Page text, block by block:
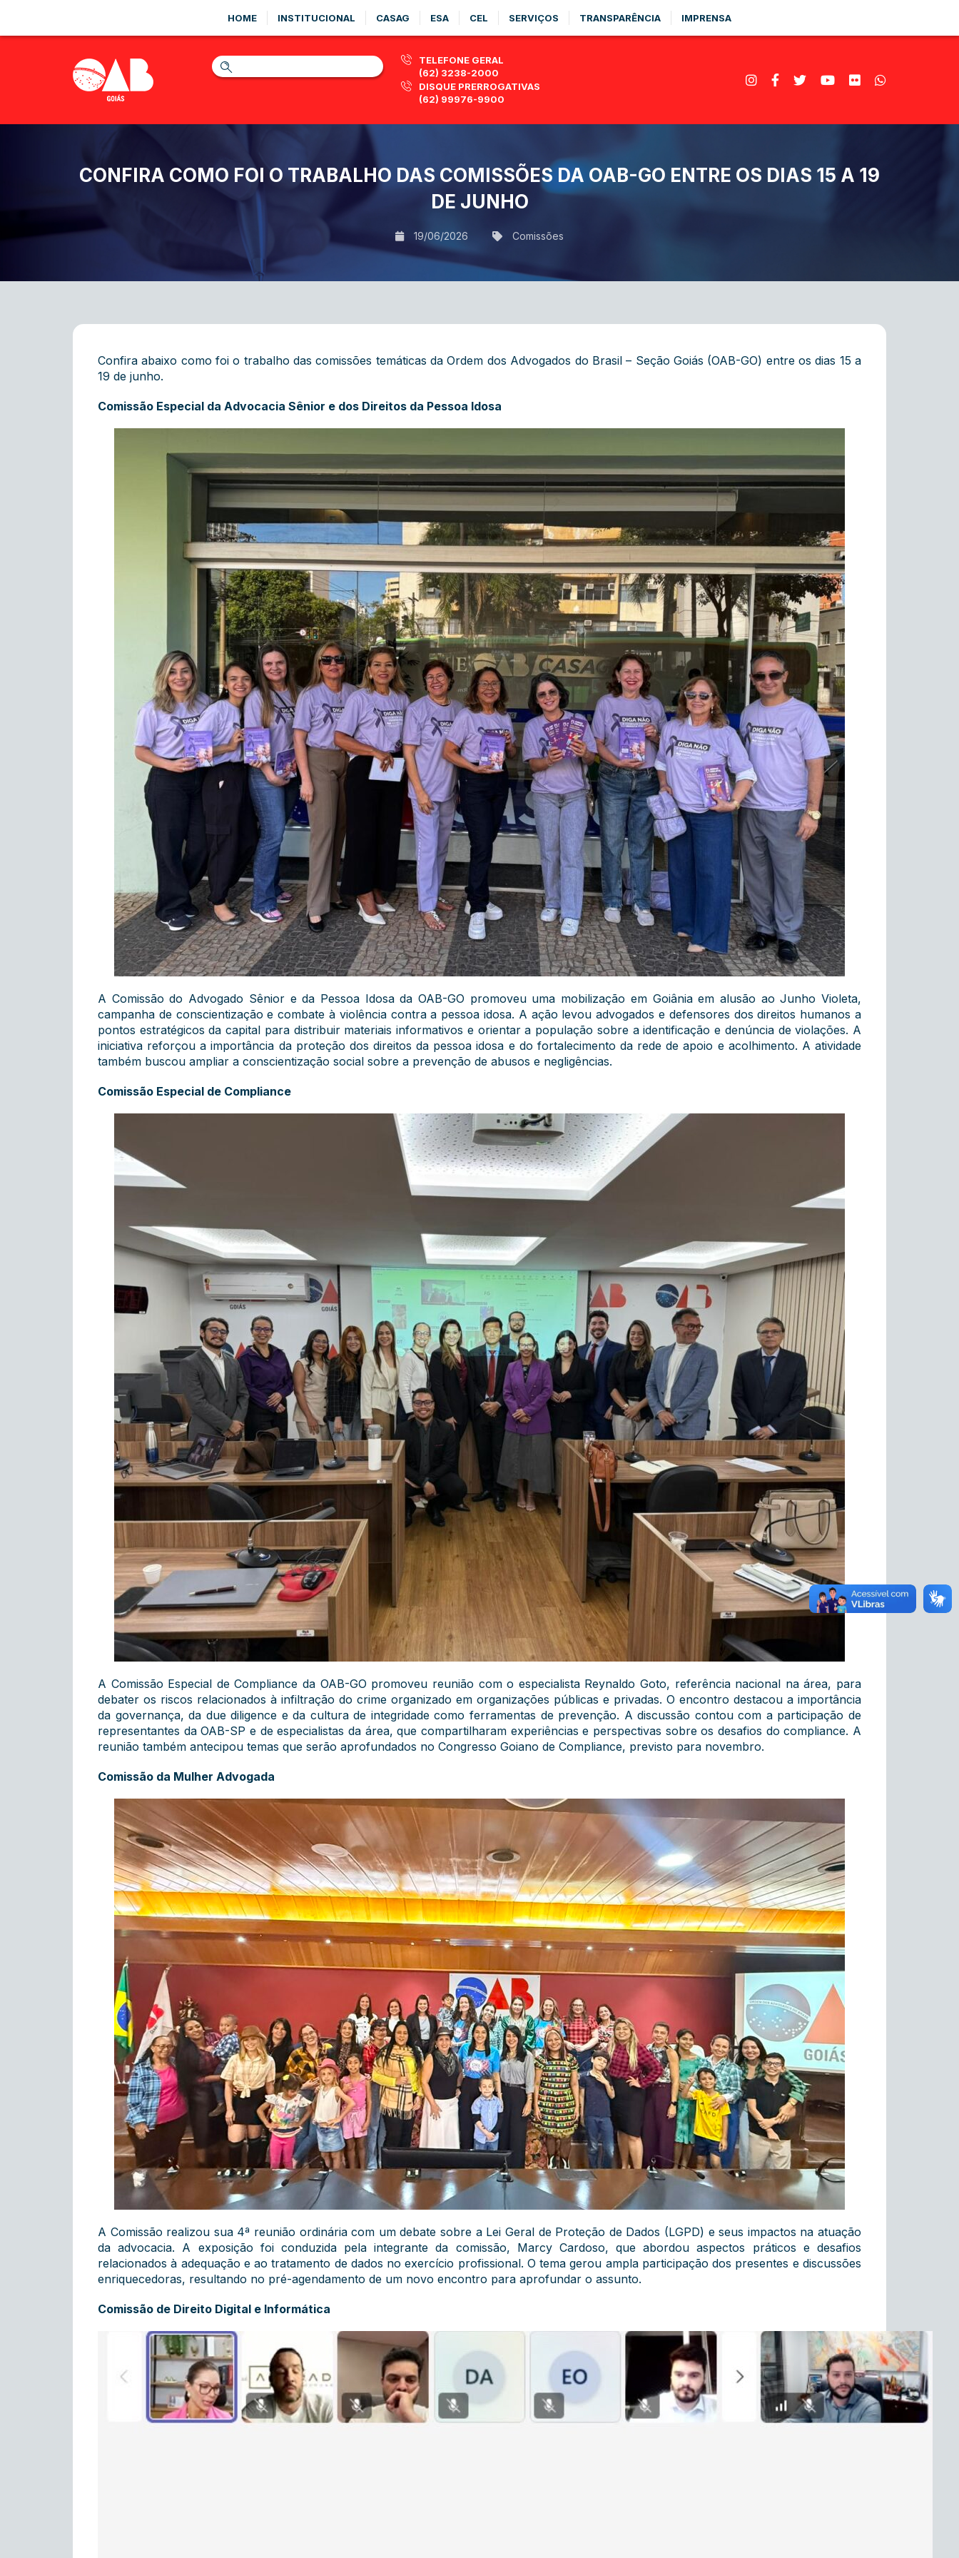
HOME INSTITUCIONAL CASAG ESA CEL SERVIÇOS TRANSPARÊNCIA IMPRENSA
TELEFONE GERAL
(62) 3238-2000
DISQUE PRERROGATIVAS
(62) 99976-9900
CONFIRA COMO FOI O TRABALHO DAS COMISSÕES DA OAB-GO ENTRE OS DIAS 15 A 19
DE JUNHO
19/06/2026 Comissões
Confira abaixo como foi o trabalho das comissões temáticas da Ordem dos Advogados do Brasil – Seção Goiás (OAB-GO) entre os dias 15 a
19 de junho.
Comissão Especial da Advocacia Sênior e dos Direitos da Pessoa Idosa
A Comissão do Advogado Sênior e da Pessoa Idosa da OAB-GO promoveu uma mobilização em Goiânia em alusão ao Junho Violeta,
campanha de conscientização e combate à violência contra a pessoa idosa. A ação levou advogados e defensores dos direitos humanos a
pontos estratégicos da capital para distribuir materiais informativos e orientar a população sobre a identificação e denúncia de violações. A
iniciativa reforçou a importância da proteção dos direitos da pessoa idosa e do fortalecimento da rede de apoio e acolhimento. A atividade
também buscou ampliar a conscientização social sobre a prevenção de abusos e negligências.
Comissão Especial de Compliance
A Comissão Especial de Compliance da OAB-GO promoveu reunião com o especialista Reynaldo Goto, referência nacional na área, para
debater os riscos relacionados à infiltração do crime organizado em organizações públicas e privadas. O encontro destacou a importância
da governança, da due diligence e da cultura de integridade como ferramentas de prevenção. A discussão contou com a participação de
representantes da OAB-SP e de especialistas da área, que compartilharam experiências e perspectivas sobre os desafios do compliance. A
reunião também antecipou temas que serão aprofundados no Congresso Goiano de Compliance, previsto para novembro.
Comissão da Mulher Advogada
A Comissão realizou sua 4ª reunião ordinária com um debate sobre a Lei Geral de Proteção de Dados (LGPD) e seus impactos na atuação
da advocacia. A exposição foi conduzida pela integrante da comissão, Marcy Cardoso, que abordou aspectos práticos e desafios
relacionados à adequação e ao tratamento de dados no exercício profissional. O tema gerou ampla participação dos presentes e discussões
enriquecedoras, resultando no pré-agendamento de um novo encontro para aprofundar o assunto.
Comissão de Direito Digital e Informática